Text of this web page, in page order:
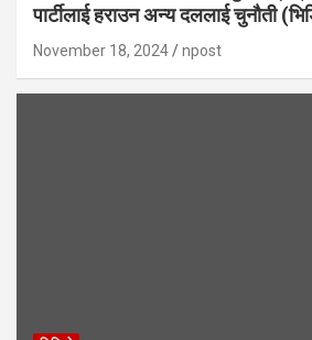
पार्टीलाई हराउन अन्य दललाई चुनौती
November 18, 2024 npost